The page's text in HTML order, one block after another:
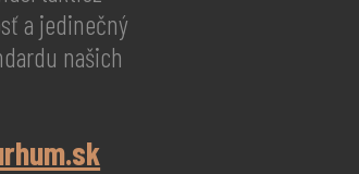
a jedinečný
našich